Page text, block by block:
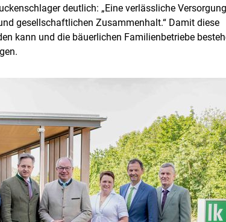
deutlich: „Eine verlässliche
gesellschaftlichen Zusammenhalt.“ Damit diese
kann und die bäuerlichen Familienbetriebe